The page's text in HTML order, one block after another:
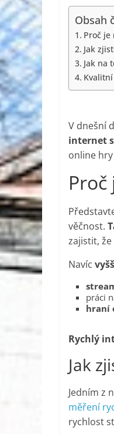
Obsah
Proč
Jak
Jak na
V dnešní
internet
online
věčnost.
zajistit, že
Navíc
práci
hraní
Rychlý
Jak
Jedním z
měření
rychlost